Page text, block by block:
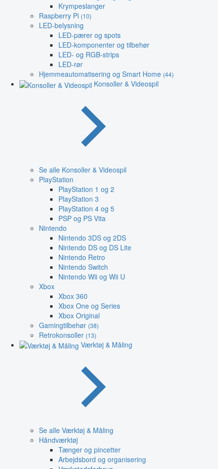
Krympeslanger
Raspberry Pi (10)
LED-belysning
LED-pærer og spots
LED-komponenter og tilbehør
LED- og RGB-strips
LED-rør
Hjemmeautomatisering og Smart Home (44)
Konsoller & Videospil
Se alle Konsoller & Videospil
PlayStation
PlayStation 1 og 2
PlayStation 3
PlayStation 4 og 5
PSP og PS Vita
Nintendo
Nintendo 3DS og 2DS
Nintendo DS og DS Lite
Nintendo Retro
Nintendo Switch
Nintendo Wii og Wii U
Xbox
Xbox 360
Xbox One og Series
Xbox Original
Gamingtilbehør (38)
Retrokonsoller (13)
Værktøj & Måling
Se alle Værktøj & Måling
Håndværktøj
Tænger og pincetter
Arbejdsbord og organisering